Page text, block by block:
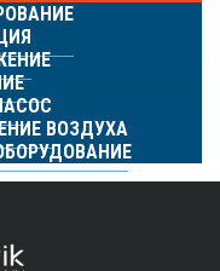
ВОЗДУХА